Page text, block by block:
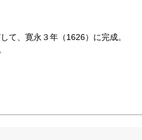
て、寛永３年（1626）に完成。